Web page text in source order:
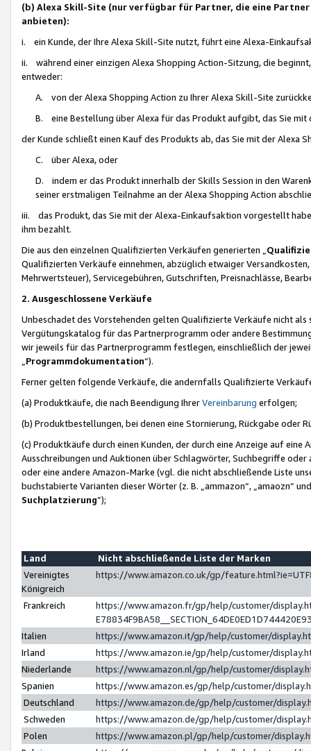
(b) Alexa Skill-Site (nur verfügbar für Partner, die eine
anbieten):
i. ein Kunde, der Ihre Alexa Skill-Site nutzt, führt eine Alexa-
ii. während einer einzigen Alexa Shopping Action-Sitzung, die
entweder:
A. von der Alexa Shopping Action zu Ihrer Alexa Skill-Site
B. eine Bestellung über Alexa für das Produkt aufgibt, das Sie mit
der Kunde schließt einen Kauf des Produkts ab, das Sie mit der Alexa
C. über Alexa, oder
D. indem er das Produkt innerhalb der Skills Session in den
seiner erstmaligen Teilnahme an der Alexa Shopping Action
iii. das Produkt, das Sie mit der Alexa-Einkaufsaktion vorgestellt
ihm bezahlt.
Die aus den einzelnen Qualifizierten Verkäufen generierten „
Qualifizierten Verkäufe einnehmen, abzüglich etwaiger
Mehrwertsteuer), Servicegebühren, Gutschriften, Preisnachlässe,
2. Ausgeschlossene Verkäufe
Unbeschadet des Vorstehenden gelten Qualifizierte Verkäufe nicht
Vergütungskatalog für das Partnerprogramm oder andere
wir jeweils für das Partnerprogramm festlegen, einschließlich der
Programmdokumentation“).
Ferner gelten folgende Verkäufe, die andernfalls Qualifizierte
(a) Produktkäufe, die nach Beendigung IhrerVereinbarung erfolgen;
(b) Produktbestellungen, bei denen eine Stornierung, Rückgabe oder
(c) Produktkäufe durch einen Kunden, der durch eine Anzeige auf
Ausschreibungen und Auktionen über Schlagwörter, Suchbegriffe
oder eine andere Amazon-Marke (vgl. die nicht abschließende Liste
buchstabierte Varianten dieser Wörter (z. B. „ammazon“, „amaozn“
Suchplatzierung”);
Land
Nicht abschließende Liste der Marken
Vereinigtes
Königreich
https://www.amazon.co.uk/gp/
Frankreich
https://www.amazon.fr/gp/help/customer/
Italien
https://www.amazon.it/gp/help/customer/
Irland
https://www.amazon.ie/gp/help/customer/
Niederlande
https://www.amazon.nl/gp/help/customer/
Spanien
https://www.amazon.es/gp/help/customer/
Deutschland
https://www.amazon.de/gp/help/customer/
Schweden
https://www.amazon.de/gp/help/customer/
Polen
https://www.amazon.pl/gp/help/customer/